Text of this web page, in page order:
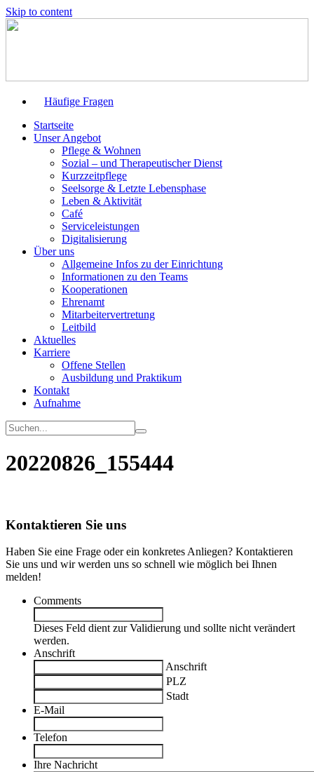
Skip to content
Häufige Fragen
Startseite
Unser Angebot
Pflege & Wohnen
Sozial – und Therapeutischer Dienst
Kurzzeitpflege
Seelsorge & Letzte Lebensphase
Leben & Aktivität
Café
Serviceleistungen
Digitalisierung
Über uns
Allgemeine Infos zu der Einrichtung
Informationen zu den Teams
Kooperationen
Ehrenamt
Mitarbeitervertretung
Leitbild
Aktuelles
Karriere
Offene Stellen
Ausbildung und Praktikum
Kontakt
Aufnahme
20220826_155444
Kontaktieren Sie uns
Haben Sie eine Frage oder ein konkretes Anliegen? Kontaktieren
Sie uns und wir werden uns so schnell wie möglich bei Ihnen
melden!
Comments
Dieses Feld dient zur Validierung und sollte nicht verändert
werden.
Anschrift
Anschrift
PLZ
Stadt
E-Mail
Telefon
Ihre Nachricht